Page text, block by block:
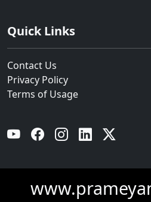
Quick Links
Contact Us
Privacy Policy
Terms of Usage
YouTube Facebook Instagram Linkedin